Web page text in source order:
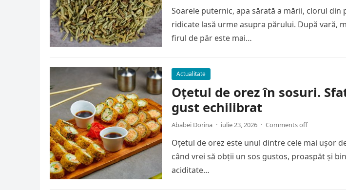
Soarele puternic, apa sărată a mării, clorul din
ridicate lasă urme asupra părului. După vară,
firul de păr este mai…
Actualitate
Oțetul de orez în sosuri.
gust echilibrat
Ababei Dorina · iulie 23, 2026 · Comments off
Oțetul de orez este unul dintre cele mai ușor
când vrei să obții un sos gustos, proaspăt și
aciditate…